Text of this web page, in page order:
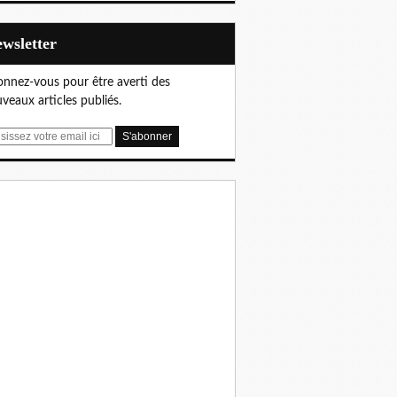
vous pour être averti des
articles publiés.